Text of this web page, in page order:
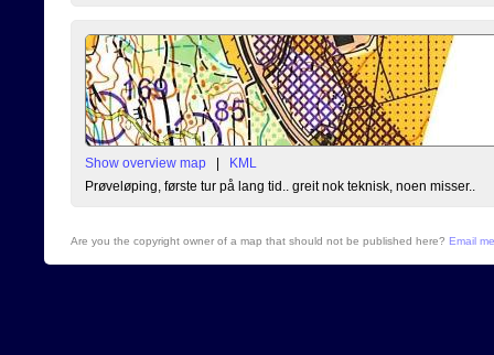
Show overview map |
KML
Prøveløping, første tur på lang tid.. greit nok teknisk, noen misser..
Are you the copyright owner of a map that should not be published here? Email me